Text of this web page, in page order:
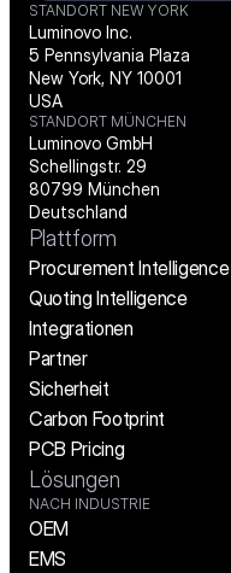
STANDORT NEW YORK
Luminovo Inc.
5 Pennsylvania Plaza
New York, NY 10001
USA
STANDORT MÜNCHEN
Luminovo GmbH
Schellingstr. 29
80799 München
Deutschland
Plattform
Procurement Intelligence
Quoting Intelligence
Integrationen
Partner
Sicherheit
Carbon Footprint
PCB Pricing
Lösungen
NACH INDUSTRIE
OEM
EMS